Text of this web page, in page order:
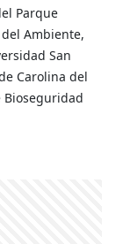
Parque
Ambiente,
San
Carolina del
Bioseguridad